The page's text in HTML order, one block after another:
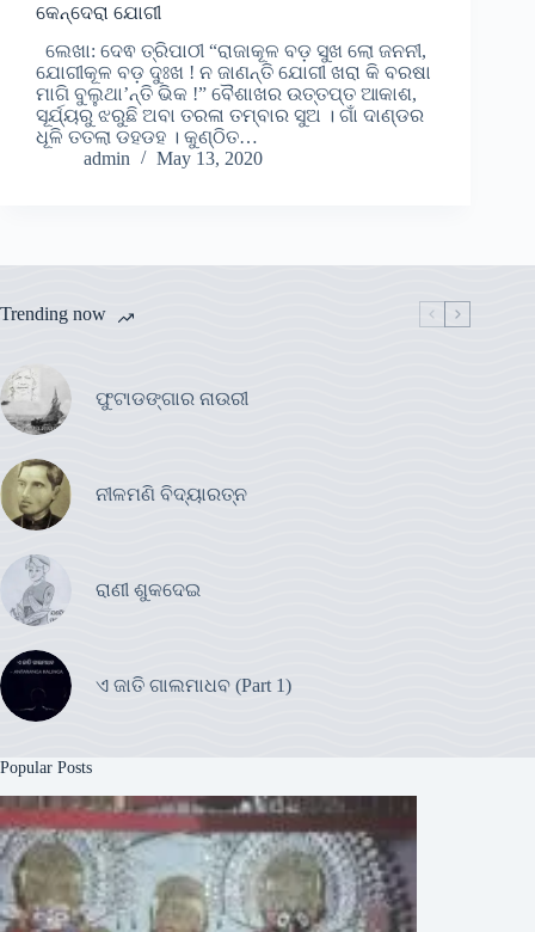
କେନ୍ଦେରା ଯୋଗୀ
ଲେଖା: ଦେଵ ତ୍ରିପାଠୀ “ରାଜାକୂଳ ବଡ଼ ସୁଖ ଲୋ ଜନନୀ,
ଯୋଗୀକୂଳ ବଡ଼ ଦୁଃଖ ! ନ ଜାଣନ୍ତି ଯୋଗୀ ଖରା କି ବରଷା
ମାଗି ବୁଲୁଥା’ନ୍ତି ଭିକ !” ବୈଶାଖର ଉତ୍ତପ୍ତ ଆକାଶ,
ସୂର୍ଯ୍ୟରୁ ଝରୁଛି ଅବା ତରଳା ତମ୍ବାର ସୁଅ । ଗାଁ ଦାଣ୍ଡର
ଧୂଳି ତତଲା ଡହଡହ । କୁଣ୍ଠିତ…
admin
May 13, 2020
Trending now
ଫୁଟାଡଙ୍ଗାର ନାଉରୀ
ନୀଳମଣି ବିଦ୍ୟାରତ୍ନ
ରାଣୀ ଶୁକଦେଇ
ଏ ଜାତି ଗାଲମାଧବ (Part 1)
Popular Posts